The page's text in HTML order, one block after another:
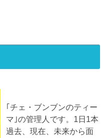
｢チェ・ブンブンのティー
マ｣の管理人です。1日1本
過去、現在、未来から面